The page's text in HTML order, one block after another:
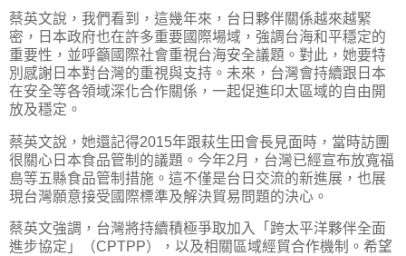
蔡英文說，我們看到，這幾年來，台日夥伴關係越來越緊
密，日本政府也在許多重要國際場域，強調台海和平穩定的
重要性，並呼籲國際社會重視台海安全議題。對此，她要特
別感謝日本對台灣的重視與支持。未來，台灣會持續跟日本
在安全等各領域深化合作關係，一起促進印太區域的自由開
放及穩定。
蔡英文說，她還記得2015年跟萩生田會長見面時，當時訪團
很關心日本食品管制的議題。今年2月，台灣已經宣布放寬福
島等五縣食品管制措施。這不僅是台日交流的新進展，也展
現台灣願意接受國際標準及解決貿易問題的決心。
蔡英文強調，台灣將持續積極爭取加入「跨太平洋夥伴全面
進步協定」（CPTPP），以及相關區域經貿合作機制。希望